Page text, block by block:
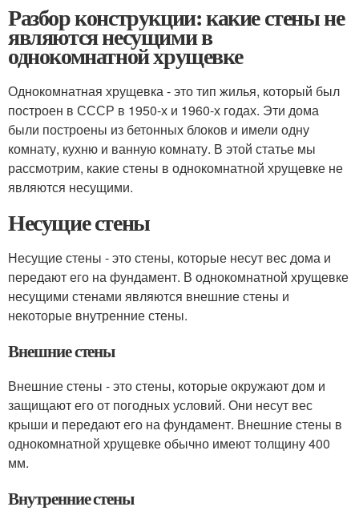
Разбор конструкции: какие стены не
являются несущими в
однокомнатной хрущевке
Однокомнатная хрущевка - это тип жилья, который был
построен в СССР в 1950-х и 1960-х годах. Эти дома
были построены из бетонных блоков и имели одну
комнату, кухню и ванную комнату. В этой статье мы
рассмотрим, какие стены в однокомнатной хрущевке не
являются несущими.
Несущие стены
Несущие стены - это стены, которые несут вес дома и
передают его на фундамент. В однокомнатной хрущевке
несущими стенами являются внешние стены и
некоторые внутренние стены.
Внешние стены
Внешние стены - это стены, которые окружают дом и
защищают его от погодных условий. Они несут вес
крыши и передают его на фундамент. Внешние стены в
однокомнатной хрущевке обычно имеют толщину 400
мм.
Внутренние стены